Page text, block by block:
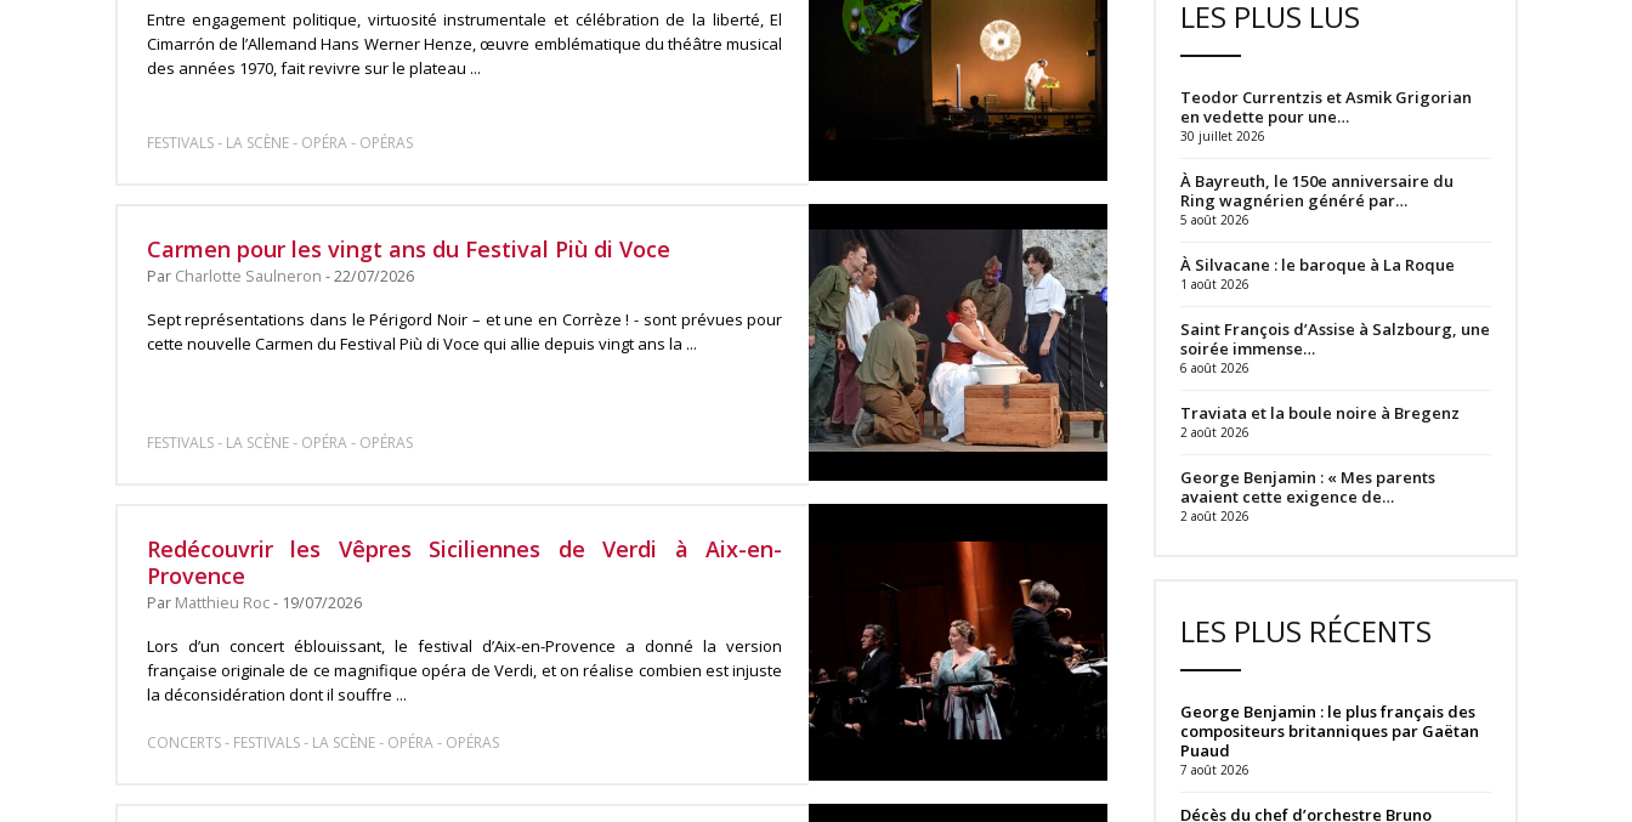
Entre engagement politique, virtuosité instrumentale et célébration de la liberté, El
Cimarrón de l’Allemand Hans Werner Henze, œuvre emblématique du théâtre musical
des années 1970, fait revivre sur le plateau ...
FESTIVALS- LA SCÈNE- OPÉRA- OPÉRAS
Carmen pour les vingt ans du Festival Più di Voce
Par Charlotte Saulneron - 22/07/2026
Sept représentations dans le Périgord Noir – et une en Corrèze ! - sont prévues pour
cette nouvelle Carmen du Festival Più di Voce qui allie depuis vingt ans la ...
FESTIVALS- LA SCÈNE- OPÉRA- OPÉRAS
Redécouvrir les Vêpres Siciliennes de Verdi à Aix-en-
Provence
Par Matthieu Roc- 19/07/2026
Lors d’un concert éblouissant, le festival d’Aix-en-Provence a donné la version
française originale de ce magnifique opéra de Verdi, et on réalise combien est injuste
la déconsidération dont il souffre ...
CONCERTS- FESTIVALS- LA SCÈNE- OPÉRA- OPÉRAS
LES PLUS LUS
Teodor Currentzis et Asmik Grigorian
en vedette pour une…
30 juillet 2026
À Bayreuth, le 150e anniversaire du
Ring wagnérien généré par…
5 août 2026
À Silvacane : le baroque à La Roque
1 août 2026
Saint François d’Assise à Salzbourg, une
soirée immense…
6 août 2026
Traviata et la boule noire à Bregenz
2 août 2026
George Benjamin : « Mes parents
avaient cette exigence de…
2 août 2026
LES PLUS RÉCENTS
George Benjamin : le plus français des
compositeurs britanniques par Gaëtan
Puaud
7 août 2026
Décès du chef d’orchestre Bruno